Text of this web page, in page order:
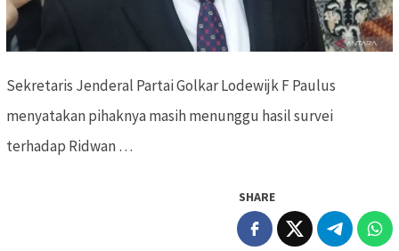
Sekretaris Jenderal Partai Golkar Lodewijk F Paulus
menyatakan pihaknya masih menunggu hasil survei
terhadap Ridwan …
SHARE